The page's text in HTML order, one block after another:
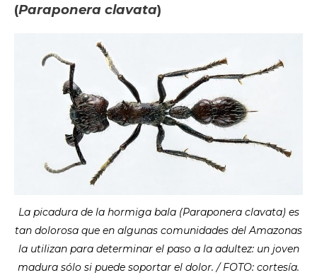
(Paraponera clavata)
La picadura de la hormiga bala (Paraponera clavata) es
tan dolorosa que en algunas comunidades del Amazonas
la utilizan para determinar el paso a la adultez: un joven
madura sólo si puede soportar el dolor. / FOTO: cortesía.